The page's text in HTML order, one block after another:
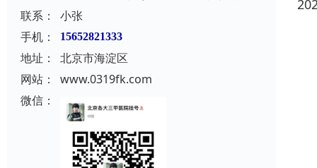
联系：
小张
手机：
15652821333
地址：
北京市海淀区
网站：
www.0319fk.com
微信：